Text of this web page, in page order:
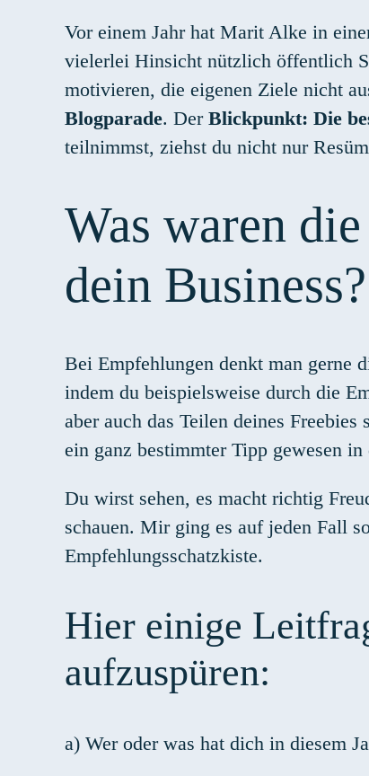
Vor einem Jahr hat Marit Alke in
vielerlei Hinsicht nützlich öffentlich
motivieren, die eigenen Ziele nicht
Blogparade. Der Blickpunkt: Die
teilnimmst, ziehst du nicht nur
Was waren
dein Business?
Bei Empfehlungen denkt man gerne
indem du beispielsweise durch die
aber auch das Teilen deines
ein ganz bestimmter Tipp gewesen
Du wirst sehen, es macht richtig
schauen. Mir ging es auf jeden Fall
Empfehlungsschatzkiste.
Hier einige
aufzuspüren:
a) Wer oder was hat dich in diesem